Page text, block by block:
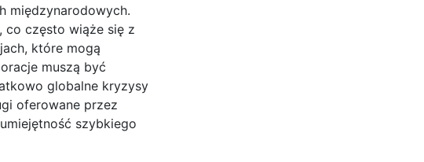
międzynarodowych.
co często wiąże się z
które mogą
muszą być
globalne kryzysy
oferowane przez
szybkiego